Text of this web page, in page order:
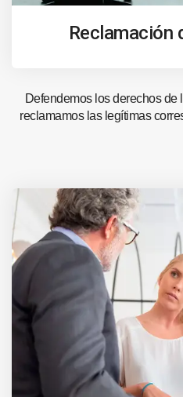
Reclamación
Defendemos los derechos de
reclamamos las legítimas